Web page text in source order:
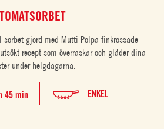
TOMATSORBET
sorbet gjord med Mutti Polpa finkrossade
recept som överraskar och gläder dina
under helgdagarna.
45 min ENKEL